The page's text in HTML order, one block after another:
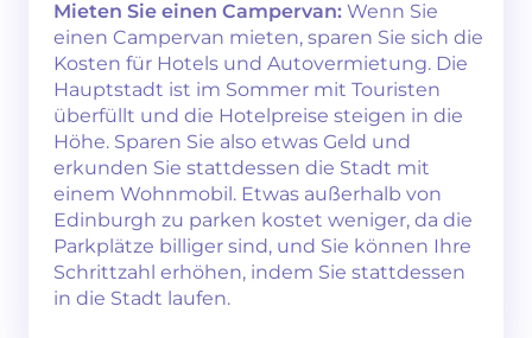
Mieten Sie einen Campervan: Wenn Sie
einen Campervan mieten, sparen Sie sich die
Kosten für Hotels und Autovermietung. Die
Hauptstadt ist im Sommer mit Touristen
überfüllt und die Hotelpreise steigen in die
Höhe. Sparen Sie also etwas Geld und
erkunden Sie stattdessen die Stadt mit
einem Wohnmobil. Etwas außerhalb von
Edinburgh zu parken kostet weniger, da die
Parkplätze billiger sind, und Sie können Ihre
Schrittzahl erhöhen, indem Sie stattdessen
in die Stadt laufen.